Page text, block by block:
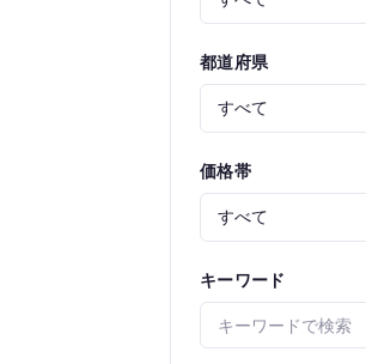
都道府県
価格帯
キーワード